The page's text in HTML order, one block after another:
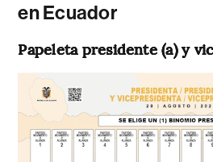
en Ecuador
Papeleta presidente (a) y